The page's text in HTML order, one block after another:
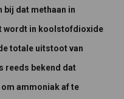
bij dat methaan in
wordt in koolstofdioxide
totale uitstoot van
reeds bekend dat
ammoniak af te